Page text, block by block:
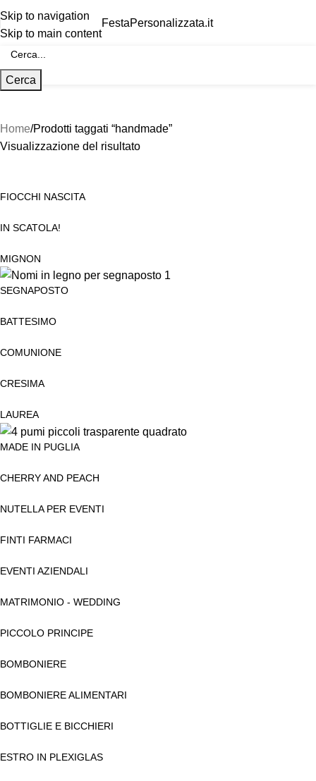
Skip to navigation
Skip to main content
FestaPersonalizzata.it
Cerca
Home Prodotti taggati “handmade”
Visualizzazione del risultato
FIOCCHI NASCITA
IN SCATOLA!
MIGNON
SEGNAPOSTO
BATTESIMO
COMUNIONE
CRESIMA
LAUREA
MADE IN PUGLIA
CHERRY AND PEACH
NUTELLA PER EVENTI
FINTI FARMACI
EVENTI AZIENDALI
MATRIMONIO - WEDDING
PICCOLO PRINCIPE
BOMBONIERE
BOMBONIERE ALIMENTARI
BOTTIGLIE E BICCHIERI
ESTRO IN PLEXIGLAS